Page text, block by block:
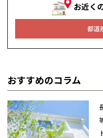
お近く
都道
おすすめのコラム